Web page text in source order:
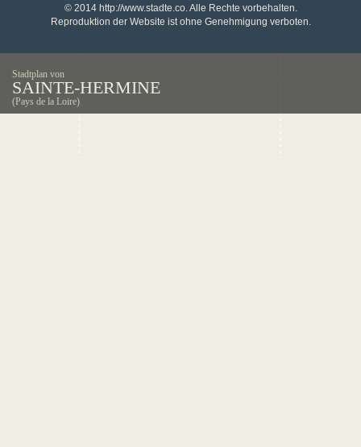
© 2014 http://www.stadte.co. Alle Rechte vorbehalten.
Reproduktion der Website ist ohne Genehmigung verboten.
Stadtplan von
SAINTE-HERMINE
(Pays de la Loire)